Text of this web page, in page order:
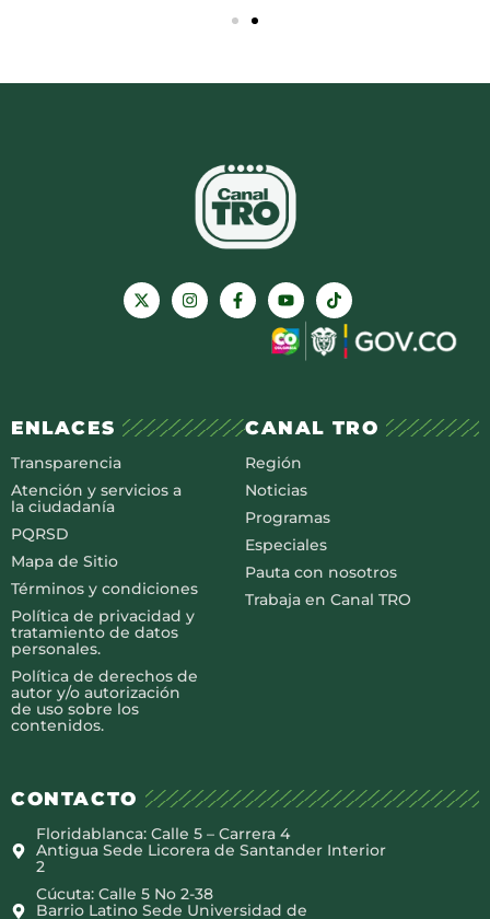
ENLACES
Transparencia
Atención y servicios a
la ciudadanía
PQRSD
Mapa de Sitio
Términos y condiciones
Política de privacidad y
tratamiento de datos
personales.
Política de derechos de
autor y/o autorización
de uso sobre los
contenidos.
CANAL TRO
Región
Noticias
Programas
Especiales
Pauta con nosotros
Trabaja en Canal TRO
CONTACTO
Floridablanca: Calle 5 – Carrera 4
Antigua Sede Licorera de Santander Interior
2
Cúcuta: Calle 5 No 2-38
Barrio Latino Sede Universidad de